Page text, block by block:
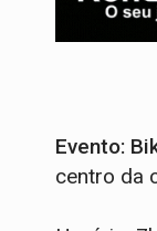
Evento:
centro da